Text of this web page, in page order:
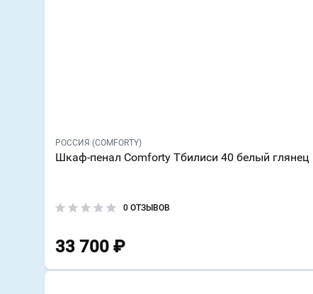
РОССИЯ (COMFORTY)
Шкаф-пенал Comforty Тбилиси 40 белый глянец
0 ОТЗЫВОВ
33 700 ₽